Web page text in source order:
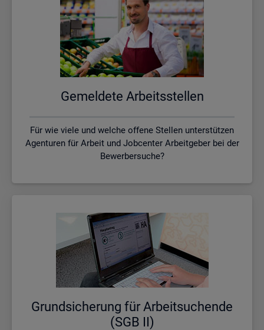
Ge­mel­de­te Ar­beits­stel­len
Für wie viele und welche offene Stellen unterstützen
Agenturen für Arbeit und Jobcenter Arbeitgeber bei der
Bewerbersuche?
Grund­si­che­rung für Ar­beit­su­chen­de
(SGB II)